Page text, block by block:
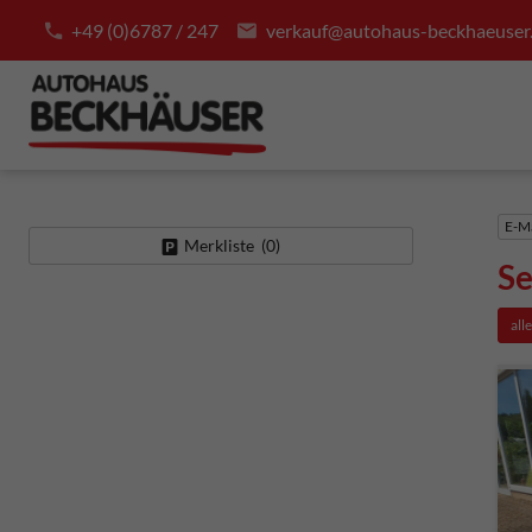
+49 (0)6787 / 247 verkauf@autohaus-
E-
alle
Merkliste (0)